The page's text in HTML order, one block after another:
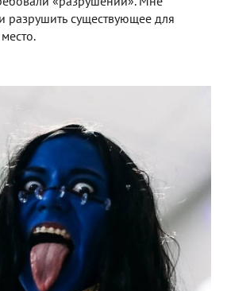
разрушить существующее для